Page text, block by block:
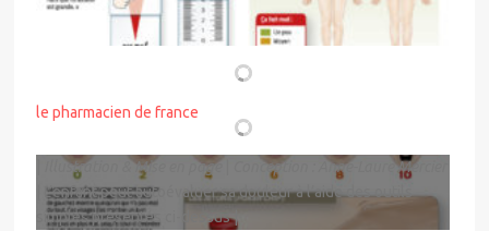
le pharmacien de france
Illustration & Mise en page
Conception : Anne-Laure Mercier
| L’enfant peut autoévaluer sa douleur à l’aide des outils
simples présentés ci-dessus |